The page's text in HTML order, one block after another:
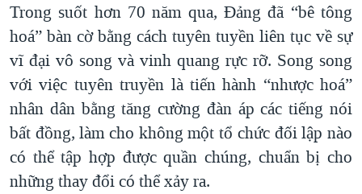
Trong suốt hơn 70 năm qua, Đảng đã “bê tông
hoá” bàn cờ bằng cách tuyên tuyền liên tục về sự
vĩ đại vô song và vinh quang rực rỡ. Song song
với việc tuyên truyền là tiến hành “nhược hoá”
nhân dân bằng tăng cường đàn áp các tiếng nói
bất đồng, làm cho không một tổ chức đối lập nào
có thể tập hợp được quần chúng, chuẩn bị cho
những thay đổi có thể xảy ra.